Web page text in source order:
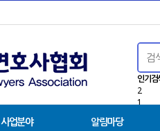
인기검
2
1
사업분야 알림마당